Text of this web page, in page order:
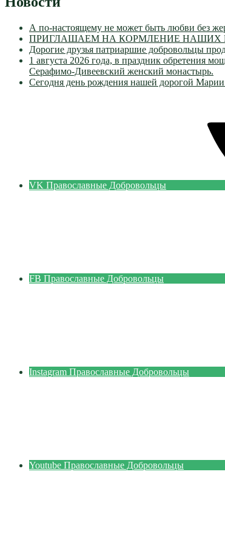
А по-настоящему не может быть любви без
ПРИГЛАШАЕМ НА КОРМЛЕНИЕ НАШИХ
Дорогие друзья патриаршие добровольцы
1 августа 2026 года, в праздник обретения
Серафимо-Дивеевский женский монастырь.
Сегодня день рождения нашей дорогой
VK Православные Добровольцы
FB Православные Добровольцы
Instagram Православные Добровольцы
Youtube Православные Добровольцы